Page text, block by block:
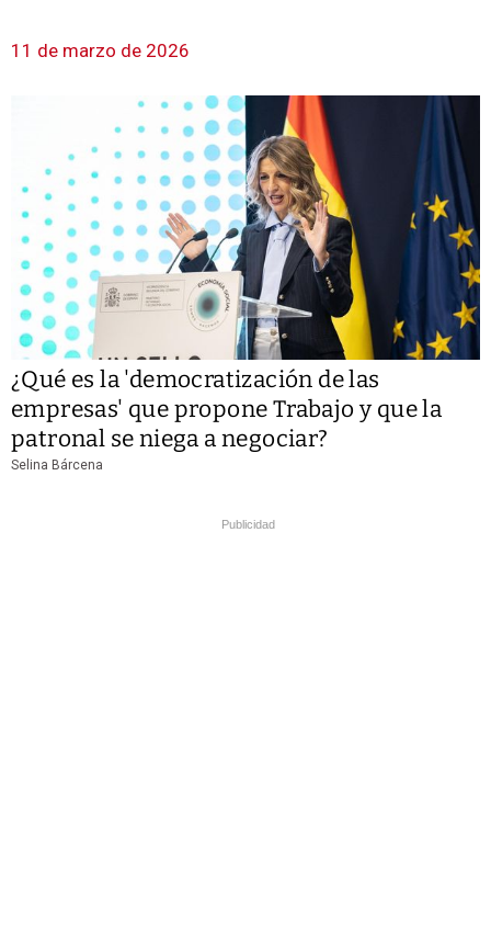
11 de marzo de 2026
¿Qué es la 'democratización de las
empresas' que propone Trabajo y que la
patronal se niega a negociar?
Selina Bárcena
Publicidad